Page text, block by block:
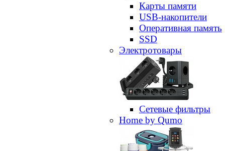
Карты памяти
USB-накопители
Оперативная память
SSD
Электротовары
Сетевые фильтры
Home by Qumo